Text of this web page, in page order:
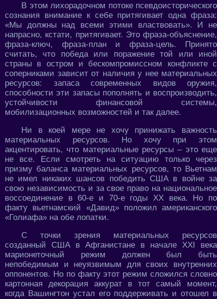
В этом лихорадочном потоке псевдоисторического
сознания внимание к себе притягивает одна фраза:
«Мы должны над всеми этими властвовать». И не
напрасно, кстати, притягивает. Это фраза-объяснение,
фраза-ключ, фраза-план и фраза-цель. Принято
считать, что победа или поражение той или иной
страны в остром и бескомпромиссном конфликте с
соперниками зависит от наличия у нее материальных
ресурсов: запаса современных видов оружия,
способности эти запасы пополнять и воспроизводить,
устойчивости финансовой системы,
мобилизационных возможностей и так далее.
Ни в коей мере не хочу принижать важность
материальных ресурсов. Но хочу при этом
акцентировать, что материальные ресурсы – это еще
не все. Если смотреть на ситуацию только через
призму баланса материальных ресурсов, то Вьетнам
не имел никаких шансов победить США в войне за
свою независимость и за свое право на национальное
воссоединение в 60-е и 70-е годы ХХ века. Но по
факту вьетнамский «Давид» положил американского
«Голиафа» на обе лопатки.
С точки зрения материальных ресурсов
созданный США в Афганистане в начале ХХI века
марионеточный режим должен был быть
непобедимым и неуязвимым для своих внутренних
оппонентов. Но по факту этот режим сложился словно
картонная декорация аккурат в тот самый момент,
когда Вашингтон устал его поддерживать и отошел в